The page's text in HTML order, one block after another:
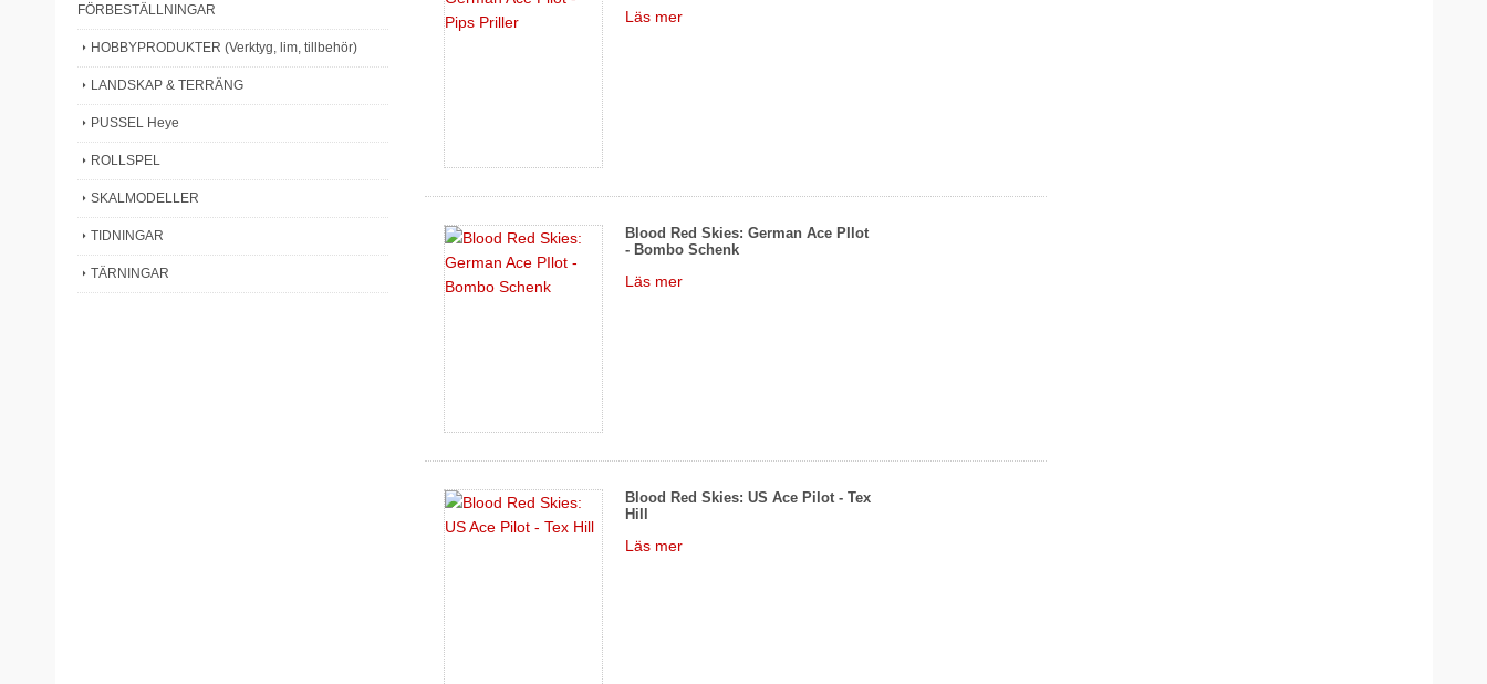
FÖRBESTÄLLNINGAR
HOBBYPRODUKTER (Verktyg, lim, tillbehör)
LANDSKAP & TERRÄNG
PUSSEL Heye
ROLLSPEL
SKALMODELLER
TIDNINGAR
TÄRNINGAR
Läs mer
Blood Red Skies: German Ace PIlot
- Bombo Schenk
Läs mer
Blood Red Skies: US Ace Pilot - Tex
Hill
Läs mer